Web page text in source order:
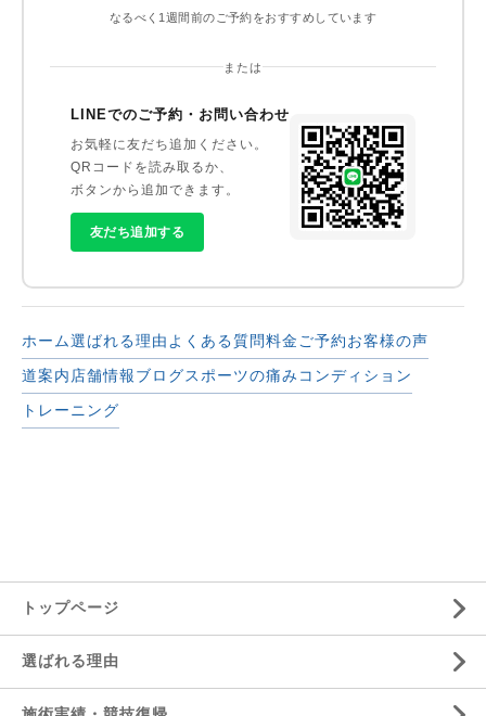
なるべく1週間前のご予約をおすすめしています
または
LINEでのご予約・お問い合わせ
お気軽に友だち追加ください。
QRコードを読み取るか、
ボタンから追加できます。
友だち追加する
ホーム選ばれる理由 よくある質問料金 ご予約お客様の声
道案内 店舗情報ブログスポーツの痛み コンディション
トレーニング
トップページ
選ばれる理由